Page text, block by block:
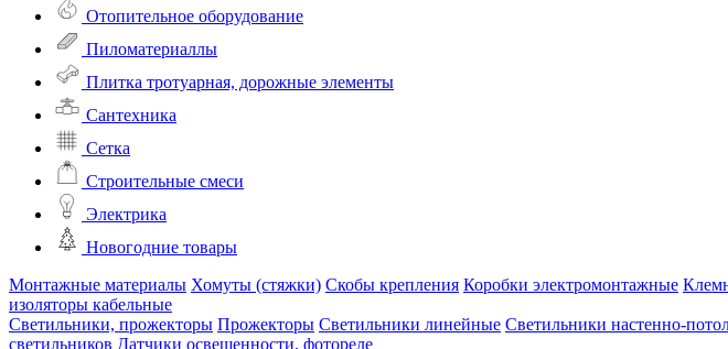
Отопительное оборудование
Пиломатериаллы
Плитка тротуарная, дорожные элементы
Сантехника
Сетка
Строительные смеси
Электрика
Новогодние товары
Монтажные материалы Хомуты (стяжки) Скобы крепления Коробки электромонтажные
изоляторы кабельные
Светильники, прожекторы Прожекторы Светильники линейные Светильники настенно-
светильников Датчики освещенности, фотореле